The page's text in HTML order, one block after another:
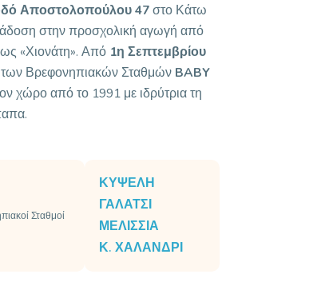
Αποστολοπούλου 47στο Κάτω
στην προσχολική αγωγή από
ως «Χιονάτη». Από 1η Σεπτεμβρίου
των Βρεφονηπιακών Σταθμών BABY
χώρο από το 1991 με ιδρύτρια τη
Σταθμοί
ΚΥΨΕΛΗ
ΓΑΛΑΤΣΙ
ΜΕΛΙΣΣΙΑ
Κ. ΧΑΛΑΝΔΡΙ